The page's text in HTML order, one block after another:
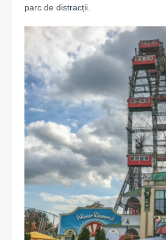
parc de distracții.